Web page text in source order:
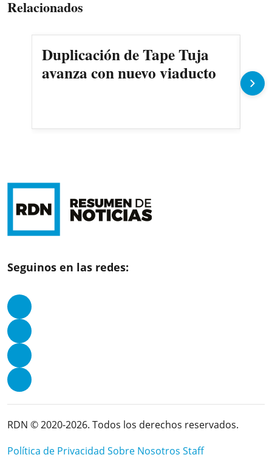
Relacionados
Duplicación de Tape Tuja
avanza con nuevo viaducto
Seguinos en las redes:
RDN © 2020-2026. Todos los derechos reservados.
Política de Privacidad Sobre Nosotros Staff